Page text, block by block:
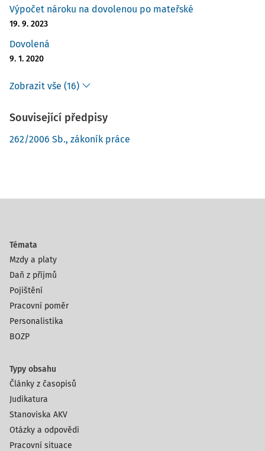
Výpočet nároku na dovolenou po mateřské
19. 9. 2023
Dovolená
9. 1. 2020
Zobrazit vše (16)
Související předpisy
262/2006 Sb., zákoník práce
Témata
Mzdy a platy
Daň z příjmů
Pojištění
Pracovní poměr
Personalistika
BOZP
Typy obsahu
Články z časopisů
Judikatura
Stanoviska AKV
Otázky a odpovědi
Pracovní situace